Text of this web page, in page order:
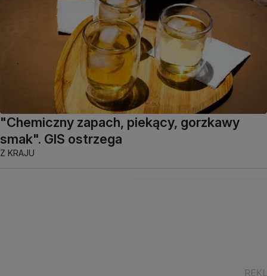
"Chemiczny zapach, piekący, gorzkawy
smak". GIS ostrzega
Z KRAJU